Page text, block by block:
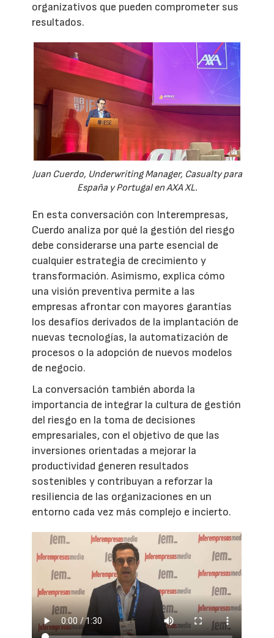
organizativos que pueden comprometer sus
resultados.
Juan Cuerdo, Underwriting Manager, Casualty para
España y Portugal en AXA XL.
En esta conversación con Interempresas,
Cuerdo analiza por qué la gestión del riesgo
debe considerarse una parte esencial de
cualquier estrategia de crecimiento y
transformación. Asimismo, explica cómo
una visión preventiva permite a las
empresas afrontar con mayores garantías
los desafíos derivados de la implantación de
nuevas tecnologías, la automatización de
procesos o la adopción de nuevos modelos
de negocio.
La conversación también aborda la
importancia de integrar la cultura de gestión
del riesgo en la toma de decisiones
empresariales, con el objetivo de que las
inversiones orientadas a mejorar la
productividad generen resultados
sostenibles y contribuyan a reforzar la
resiliencia de las organizaciones en un
entorno cada vez más complejo e incierto.